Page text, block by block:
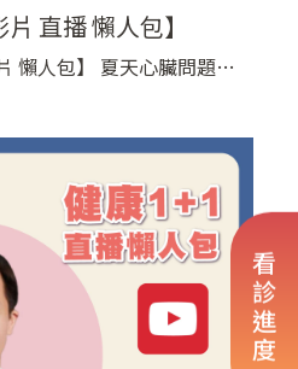
看診進度
片 直播 懶人包】
人包】 夏天心臟問題暴
讓心臟像「冷氣壓縮機」一
與心臟負荷 劉院長帶你一
看懂 &rar